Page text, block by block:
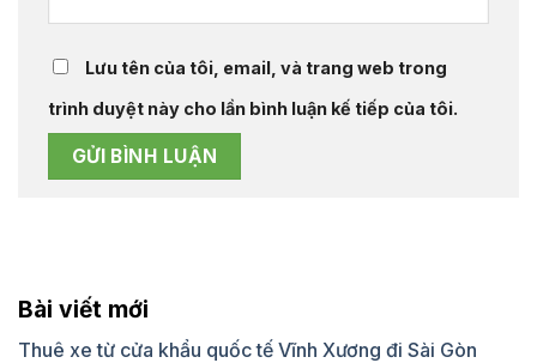
Lưu tên của tôi, email, và trang web trong
trình duyệt này cho lần bình luận kế tiếp của tôi.
Bài viết mới
Thuê xe từ cửa khẩu quốc tế Vĩnh Xương đi Sài Gòn